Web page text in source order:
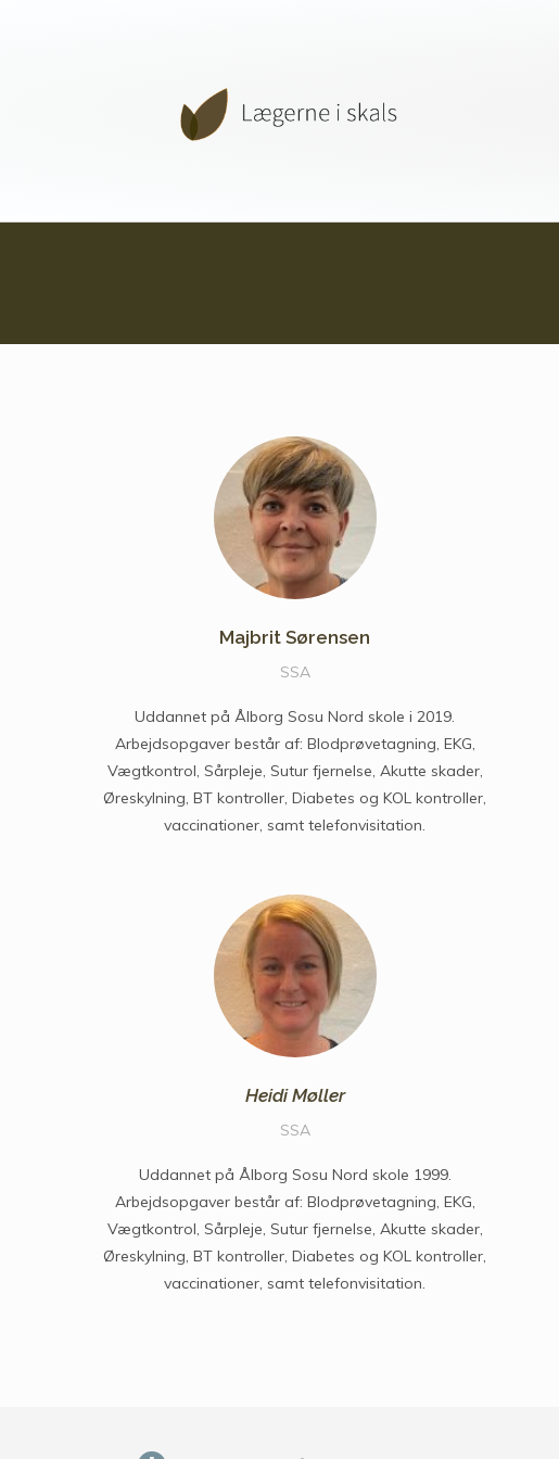
Majbrit Sørensen
SSA
Uddannet på Ålborg Sosu Nord skole i 2019.
Arbejdsopgaver består af: Blodprøvetagning, EKG,
Vægtkontrol, Sårpleje, Sutur fjernelse, Akutte skader,
Øreskylning, BT kontroller, Diabetes og KOL kontroller,
vaccinationer, samt telefonvisitation.
Heidi Møller
SSA
Uddannet på Ålborg Sosu Nord skole 1999.
Arbejdsopgaver består af: Blodprøvetagning, EKG,
Vægtkontrol, Sårpleje, Sutur fjernelse, Akutte skader,
Øreskylning, BT kontroller, Diabetes og KOL kontroller,
vaccinationer, samt telefonvisitation.